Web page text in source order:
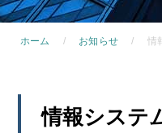
ホーム お知らせ 情
情報システ